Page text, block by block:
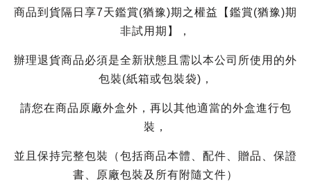
商品到貨隔日享7天鑑賞(猶豫)期之權益【鑑賞(猶豫)期
非試用期】，
辦理退貨商品必須是全新狀態且需以本公司所使用的外
包裝(紙箱或包裝袋)，
請您在商品原廠外盒外，再以其他適當的外盒進行包
裝，
並且保持完整包裝（包括商品本體、配件、贈品、保證
書、原廠包裝及所有附隨文件）